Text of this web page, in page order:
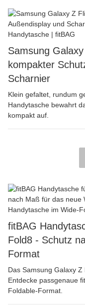
Samsung
kompakter
Scharnier
Klein gefaltet, rundum
Handytasche bewahrt
kompakt auf.
fitBAG
Fold8 - Schutz
Format
Das Samsung Galaxy
Entdecke passgenaue
Foldable-Format.